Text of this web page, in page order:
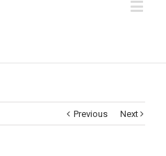
Previous Next